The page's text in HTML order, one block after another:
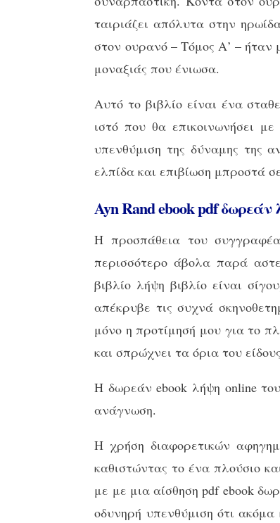
ταιριάζει απόλυτα στην
στον ουρανό – Τόμος Α’ – ήταν
μοναξιάς που ένιωσα.
Αυτό το βιβλίο είναι ένα
ιστό που θα επικοινωνήσει
υπενθύμιση της δύναμης της
ελπίδα και επιβίωση μπροστά
Ayn Rand ebook pdf δωρεάν
Η προσπάθεια του
περισσότερο άβολα παρά
βιβλίο λήψη βιβλίο είναι
απέκρυβε τις συχνά
μόνο η προτίμησή μου για το
και σπρώχνει τα όρια του
Η δωρεάν ebook λήψη online του
ανάγνωση.
Η χρήση διαφορετικών
καθιστώντας το ένα πλούσιο
με με μια αίσθηση pdf ebook
οδυνηρή υπενθύμιση ότι